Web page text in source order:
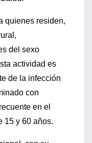
quienes residen,
del sexo
actividad es
de la infección
con
en el
15 y 60 años.